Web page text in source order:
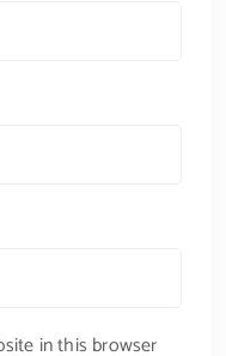
in this browser